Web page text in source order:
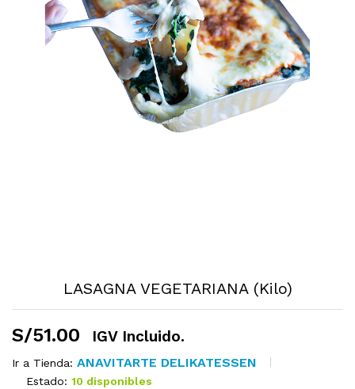
LASAGNA VEGETARIANA (Kilo)
S/51.00 IGV Incluido.
Ir a Tienda: ANAVITARTE DELIKATESSEN
Estado: 10 disponibles